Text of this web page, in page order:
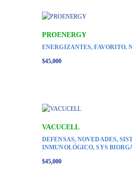
PROENERGY
ENERGIZANTES,FAVORITO,
$45,000
VACUCELL
DEFENSAS,NOVEDADES,
INMUNOLÓGICO,SYS
$45,000